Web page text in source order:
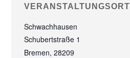
VERANSTALTUNGSORT
Schwachhausen
Schubertstraße 1
Bremen, 28209